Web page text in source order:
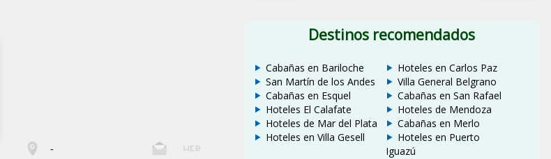
-
Destinos recomendados
Cabañas en Bariloche
San Martín de los Andes
Cabañas en Esquel
Hoteles El Calafate
Hoteles de Mar del Plata
Hoteles en Villa Gesell
Hoteles en Carlos Paz
Villa General Belgrano
Cabañas en San Rafael
Hoteles de Mendoza
Cabañas en Merlo
Hoteles en Puerto
Iguazú